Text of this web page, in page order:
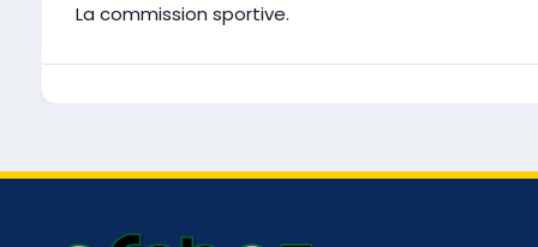
La commission sportive.